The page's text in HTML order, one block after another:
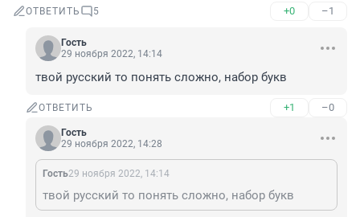
ОТВЕТИТЬ 5 +0 –1
Гость
29 ноября 2022, 14:14
твой русский то понять сложно, набор букв
ОТВЕТИТЬ +1 –0
Гость
29 ноября 2022, 14:28
Гость29 ноября 2022, 14:14
твой русский то понять сложно, набор букв